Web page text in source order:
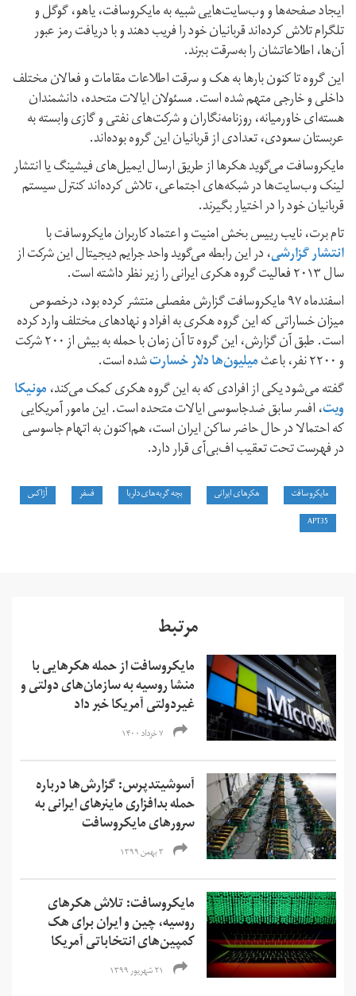
ایجاد صفحه‌ها و وب‌سایت‌هایی شبیه به مایکروسافت، یاهو، گوگل و
تلگرام تلاش کرده‌اند قربانیان خود را فریب دهند و با دریافت رمز عبور
آن‌ها، اطلاعاتشان را به‌سرقت ببرند.
این گروه تا کنون بارها به هک و سرقت اطلاعات مقامات و فعالان مختلف
داخلی و خارجی متهم شده است. مسئولان ایالات متحده، دانشمندان
هسته‌ای خاورمیانه، روزنامه‌نگاران و شرکت‌های نفتی و گازی وابسته به
عربستان سعودی، تعدادی از قربانیان این گروه بوده‌اند.
مایکروسافت می‌گوید هکرها از طریق ارسال ایمیل‌های فیشینگ یا انتشار
لینک وب‌سایت‌ها در شبکه‌های اجتماعی، تلاش کرده‌اند کنترل سیستم
قربانیان خود را در اختیار بگیرند.
تام برت، نایب رییس بخش امنیت و اعتماد کاربران مایکروسافت با
انتشار گزارشی، در این رابطه می‌گوید واحد جرایم دیجیتال این شرکت از
سال ۲۰۱۳ فعالیت گروه هکری ایرانی را زیر نظر داشته است.
اسفندماه ۹۷ مایکروسافت گزارش مفصلی منتشر کرده بود، درخصوص
میزان خساراتی که این گروه هکری به افراد و نهادهای مختلف وارد کرده
است. طبق آن گزارش، این گروه تا آن زمان با حمله به بیش از ۲۰۰ شرکت
و ۲۲۰۰ نفر، باعث میلیون‌ها دلار خسارتشده است.
گفته می‌شود یکی از افرادی که به این گروه هکری کمک می‌کند،مونیکا
ویت، افسر سابق ضدجاسوسی ایالات متحده است. این مامور آمریکایی
که احتمالا در حال حاضر ساکن ایران است، هم‌اکنون به اتهام جاسوسی
در فهرست تحت تعقیب اف‌بی‌آی قرار دارد.
مایکروسافت هکرهای ایرانی بچه گربه‌های دلربا فسفر
آژاکس
APT35
مرتبط
مایکروسافت از حمله هکرهایی با
منشا روسیه به سازمان‌های دولتی و
غیردولتی آمریکا خبر داد
۷ خرداد ۱۴۰۰
آسوشیتدپرس: گزارش‌ها درباره
حمله بدافزاری ماینرهای ایرانی به
سرور‌های مایکروسافت
۳ بهمن ۱۳۹۹
مایکروسافت: تلاش هکرهای
روسیه، چین و ایران برای هک
کمپین‌های انتخاباتی آمریکا
۲۱ شهریور ۱۳۹۹